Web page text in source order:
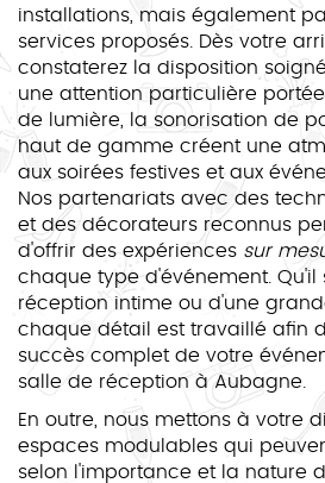
installations, mais également
services proposés. Dès votre
constaterez la disposition
une attention particulière
de lumière, la sonorisation de
haut de gamme créent une
aux soirées festives et aux
Nos partenariats avec des
et des décorateurs reconnus
d'offrir des expériences sur
chaque type d'événement. Qu'il
réception intime ou d'une
chaque détail est travaillé afin
succès complet de votre
salle de réception à Aubagne.
En outre, nous mettons à votre
espaces modulables qui
selon l'importance et la nature